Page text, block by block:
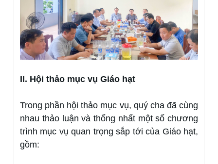
II. Hội thảo mục vụ Giáo hạt
Trong phần hội thảo mục vụ, quý cha đã cùng
nhau thảo luận và thống nhất một số chương
trình mục vụ quan trọng sắp tới của Giáo hạt,
gồm: